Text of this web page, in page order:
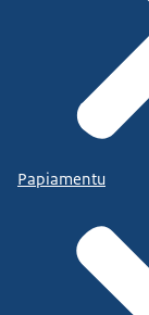
Papiamentu